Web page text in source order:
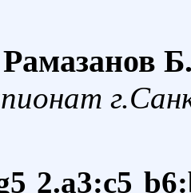
Рамазанов
2.a3:c5